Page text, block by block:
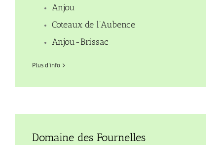
Anjou
Coteaux de l’Aubence
Anjou-Brissac
Plus d'info
Domaine des Fournelles